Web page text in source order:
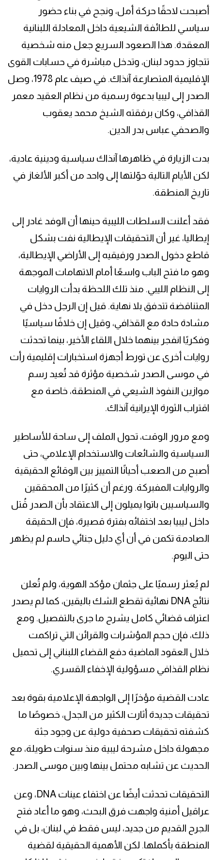
أصبحت لاحقًا حركة أمل، ونجح في بناء حضور
سياسي للطائفة الشيعية داخل المعادلة اللبنانية
المعقدة. هذا الصعود السريع جعل منه شخصية
تتجاوز حدود لبنان، وتدخل مباشرة في حسابات القوى
الإقليمية المتصارعة آنذاك. في صيف عام 1978، وصل
الصدر إلى ليبيا بدعوة رسمية من نظام العقيد معمر
القذافي، وكان برفقته الشيخ محمد يعقوب
والصحفي عباس بدر الدين.
بدت الزيارة في ظاهرها آنذاك سياسية ودينية عادية،
لكن الأيام التالية حوّلتها إلى واحد من أكبر الألغاز في
تاريخ المنطقة.
فقد أعلنت السلطات الليبية حينها أن الوفد غادر إلى
إيطاليا، غير أن التحقيقات الإيطالية نفت بشكل
قاطع دخول الصدر ورفيقيه إلى الأراضي الإيطالية،
وهو ما فتح الباب واسعًا أمام الاتهامات الموجهة
إلى النظام الليبي. منذ تلك اللحظة بدأت الروايات
المتناقضة تتدفق بلا نهاية. قيل إن الرجل دخل في
مشادة حادة مع القذافي، وقيل إن خلافًا سياسيًا
وفكريًا انفجر بينهما خلال اللقاء الأخير، بينما تحدثت
روايات أخرى عن تورط أجهزة استخبارات إقليمية رأت
في موسى الصدر شخصية مؤثرة قد تُعيد رسم
موازين النفوذ الشيعي في المنطقة، خاصة مع
اقتراب الثورة الإيرانية آنذاك.
ومع مرور الوقت، تحول الملف إلى ساحة للأساطير
السياسية والشائعات والاستخدام الإعلامي، حتى
أصبح من الصعب أحيانًا التمييز بين الوقائع الحقيقية
والروايات المفبركة. ورغم أن كثيرًا من المحققين
والسياسيين باتوا يميلون إلى الاعتقاد بأن الصدر قُتل
داخل ليبيا بعد اختفائه بفترة قصيرة، فإن الحقيقة
الصادمة تكمن في أن أي دليل جنائي حاسم لم يظهر
حتى اليوم.
لم يُعثر رسميًا على جثمان مؤكد الهوية، ولم تُعلن
نتائج DNA نهائية تقطع الشك باليقين، كما لم يصدر
اعتراف قضائي كامل يشرح ما جرى بالتفصيل. ومع
ذلك، فإن حجم المؤشرات والقرائن التي تراكمت
خلال العقود الماضية دفع القضاء اللبناني إلى تحميل
نظام القذافي مسؤولية الإخفاء القسري.
عادت القضية مؤخرًا إلى الواجهة الإعلامية بقوة بعد
تحقيقات جديدة أثارت الكثير من الجدل، خصوصًا ما
كشفته تحقيقات صحفية دولية عن وجود جثة
مجهولة داخل مشرحة ليبية منذ سنوات طويلة، مع
الحديث عن تشابه محتمل بينها وبين موسى الصدر.
التحقيقات تحدثت أيضًا عن اختفاء عينات DNA، وعن
عراقيل أمنية واجهت فرق البحث، وهو ما أعاد فتح
الجرح القديم من جديد، ليس فقط في لبنان، بل في
المنطقة بأكملها. لكن الأهمية الحقيقية لقضية